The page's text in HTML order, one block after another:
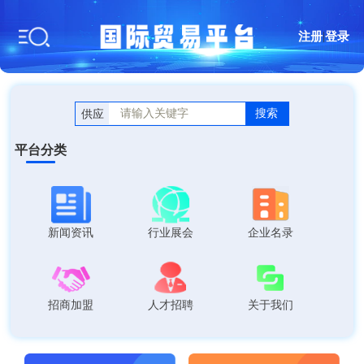
注册 |登录
供应 搜索
平台分类
新闻资讯 行业展会 企业名录
招商加盟 人才招聘 关于我们